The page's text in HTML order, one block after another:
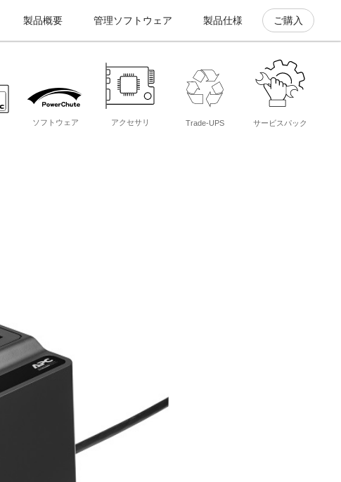
製品概要 管理ソフトウェア 製品仕様 ご購入
ソフトウェア アクセサリ Trade-UPS サービスパック